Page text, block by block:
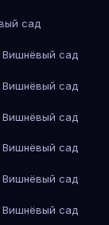
сад
сад
сад
сад
сад
сад
сад